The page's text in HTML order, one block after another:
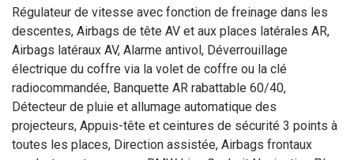
Régulateur de vitesse avec fonction de freinage dans les
descentes, Airbags de tête AV et aux places latérales AR,
Airbags latéraux AV, Alarme antivol, Déverrouillage
électrique du coffre via la volet de coffre ou la clé
radiocommandée, Banquette AR rabattable 60/40,
Détecteur de pluie et allumage automatique des
projecteurs, Appuis-tête et ceintures de sécurité 3 points à
toutes les places, Direction assistée, Airbags frontaux